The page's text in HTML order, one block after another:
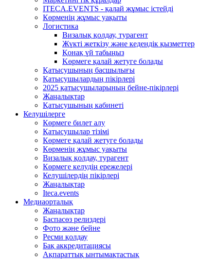
ITECA.EVENTS - қалай жұмыс істейді
Көрменің жұмыс уақыты
Логистика
Визалық қолдау, турагент
Жүкті жеткізу және кедендік қызметтер
Қонақ үй табыңыз
Kөрмеге қалай жетуге болады
Қатысушының басшылығы
Қатысушылардың пікірлері
2025 қатысушыларының бейне-пікірлері
Жаңалықтар
Қатысушының кабинеті
Келушілерге
Көрмеге билет алу
Қатысушылар тізімі
Көрмеге қалай жетуге болады
Көрменің жұмыс уақыты
Визалық қолдау, турагент
Көрмеге келудің ережелері
Келушілердің пікірлері
Жаңалықтар
Iteca.events
Медиаорталық
Жаңалықтар
Баспасөз релиздері
Фото және бейне
Ресми қолдау
Бақ аккредитациясы
Ақпараттық ынтымақтастық